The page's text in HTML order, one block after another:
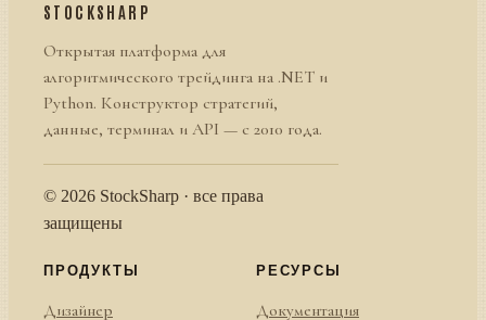
STOCKSHARP
Открытая платформа для
алгоритмического трейдинга на .NET и
Python. Конструктор стратегий,
данные, терминал и API — с 2010 года.
© 2026 StockSharp · все права
защищены
ПРОДУКТЫ
Дизайнер
РЕСУРСЫ
Документация